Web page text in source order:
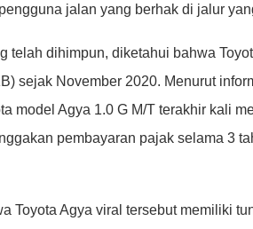
jalan yang berhak di jalur
telah dihimpun, diketahui bahwa
sejak November 2020. Menurut
model Agya 1.0 G M/T terakhir kali
pembayaran pajak selama 3
Toyota Agya viral tersebut memiliki